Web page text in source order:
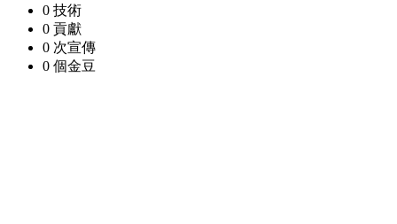
0 技術
0 貢獻
0 次宣傳
0 個金豆